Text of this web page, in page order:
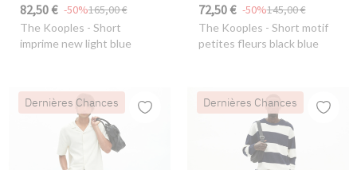
82,50 € 165,00 €
-50%
The Kooples - Short
imprime new light blue
72,50 € 145,00 €
-50%
The Kooples - Short motif
petites fleurs black blue
Dernières Chances Dernières Chances